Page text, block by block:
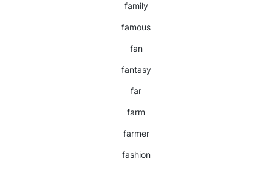
family
famous
fan
fantasy
far
farm
farmer
fashion